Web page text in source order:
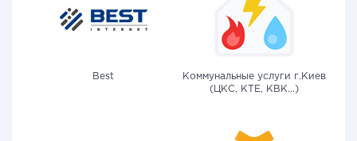
Best
Коммунальные услуги г.Киев
(ЦКС, КТЕ, КВК...)